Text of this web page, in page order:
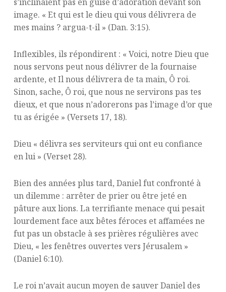
s’inclinaient pas en guise d’adoration devant son
image. « Et qui est le dieu qui vous délivrera de
mes mains ? argua-t-il » (Dan. 3:15).
Inflexibles, ils répondirent : « Voici, notre Dieu que
nous servons peut nous délivrer de la fournaise
ardente, et Il nous délivrera de ta main, Ô roi.
Sinon, sache, Ô roi, que nous ne servirons pas tes
dieux, et que nous n’adorerons pas l’image d’or que
tu as érigée » (Versets 17, 18).
Dieu « délivra ses serviteurs qui ont eu confiance
en lui » (Verset 28).
Bien des années plus tard, Daniel fut confronté à
un dilemme : arrêter de prier ou être jeté en
pâture aux lions. La terrifiante menace qui pesait
lourdement face aux bêtes féroces et affamées ne
fut pas un obstacle à ses prières régulières avec
Dieu, « les fenêtres ouvertes vers Jérusalem »
(Daniel 6:10).
Le roi n’avait aucun moyen de sauver Daniel des